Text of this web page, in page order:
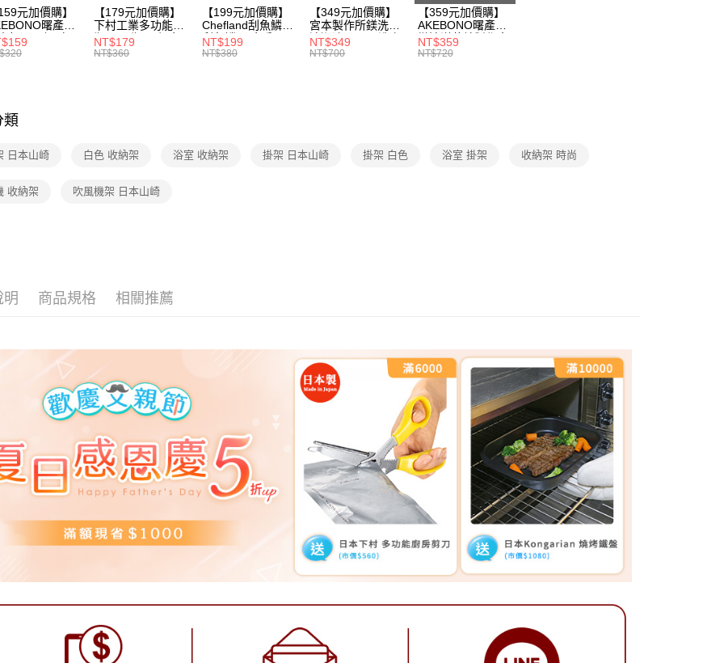
元加價購】
曙產業
杯漏斗組(白)/
杯/米桶/量米
【179元加價購】
下村工業多功能開
瓶器/開瓶器/餐廚
用品/料理道具/任
NT$179
NT$360
【199元加價購】
Chefland刮魚鱗刀/
刮魚鱗器/廚房用
品/料理道具/任二
NT$199
NT$380
【349元加價購】
宮本製作所鎂洗衣
清潔液600ml/洗衣
精/洗衣鎂/洗衣用
NT$349
NT$700
【359元加價購】
AKEBONO曙產業
微波洋芋片製作盒/
料理盒/健康零食/
NT$359
NT$720
類
日本山崎 白色 收納架 浴室 收納架 掛架 日本山崎 掛架 白色 浴室 掛架 收納架 時尚
收納架 吹風機架 日本山崎
明 商品規格 相關推薦